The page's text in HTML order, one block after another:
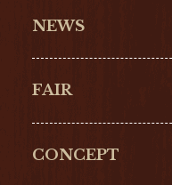
NEWS
FAIR
CONCEPT